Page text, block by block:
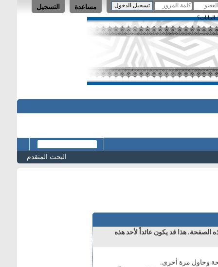
التسجيل مساعدة
البحث المتقدم
الصفحة. هذا قد يكون عائداً لأحد هذه
وحاول مرة أخرى.